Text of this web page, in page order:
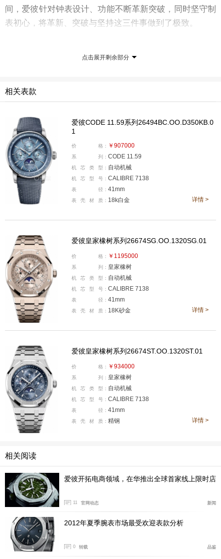
间，爱彼针对钟表设计、功能不断革新突破，同时坚守制
表初心，将革新、突破与坚持这三件事做到了极致。
爱彼将于上海举办“创想之家”150 周年特展
通过爱彼官方小程序即可预约报名参加
5月24日至6月8日，爱彼直接将150年的传奇历史的精
华浓缩，在上海呈现名为“创想之家”的150周年特展，就
浸式互动体验大展，为国内外的钟表爱好者提供了深入了
解品牌的好机会。通过爱彼官方小程序或公众号即可预
约，参观者不仅能近距离观摩爱彼博物馆Musée Atelier馆
藏的众多重要作品，更能通过此次展览深入了解品牌发源
自汝山谷的制表历史，以及多年来引以为傲的技术革新和
跨界突破。为了让大家在观展前有一定的了解，我将对爱
绍，带大家先睹为快。
诞生自布拉苏丝—复杂基因与生俱来
点击展开剩余部分
相关表款
爱彼CODE 11.59系列26494BC.OO.D350KB.0
1
价 格： ￥907000
系 列： CODE 11.59
机 芯 类 型： 自动机械
机 芯 型 号： CALIBRE 7138
表 径： 41mm
表 壳 材 质： 18k白金 详情 >
爱彼皇家橡树系列26674SG.OO.1320SG.01
价 格： ￥1195000
系 列： 皇家橡树
机 芯 类 型： 自动机械
机 芯 型 号： CALIBRE 7138
表 径： 41mm
表 壳 材 质： 18K砂金 详情 >
爱彼皇家橡树系列26674ST.OO.1320ST.01
价 格： ￥934000
系 列： 皇家橡树
机 芯 类 型： 自动机械
机 芯 型 号： CALIBRE 7138
表 径： 41mm
表 壳 材 质： 精钢 详情 >
相关阅读
爱彼开拓电商领域，在华推出全球首家线上限时店
11 官网动态 新闻
2012年夏季腕表市场最受欢迎表款分析
0 转载 品鉴